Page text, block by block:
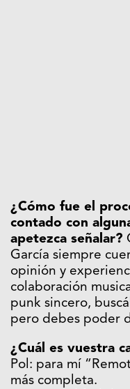
¿Cómo fue el
contado con
apetezca señalar?
García siempre
opinión y
colaboración
punk sincero,
pero debes poder
¿Cuál es vuestra
Pol: para mí
más completa.